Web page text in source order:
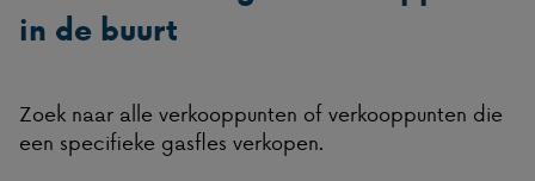
in de buurt
Zoek naar alle verkooppunten of verkooppunten die
een specifieke gasfles verkopen.